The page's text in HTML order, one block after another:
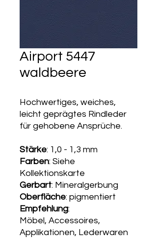
Airport 5447
waldbeere
Hochwertiges, weiches,
leicht geprägtes Rindleder
für gehobene Ansprüche.
Stärke: 1,0 - 1,3 mm
Farben: Siehe
Kollektionskarte
Gerbart: Mineralgerbung
Oberfläche: pigmentiert
Empfehlung:
Möbel, Accessoires,
Applikationen, Lederwaren